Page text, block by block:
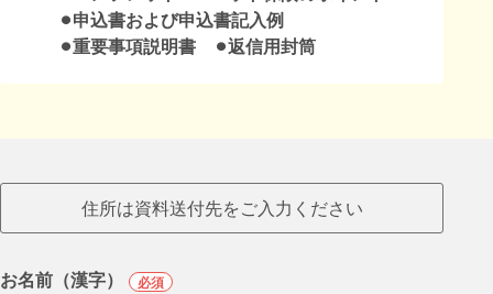
⚫︎申込書および申込書記入例
⚫︎重要事項説明書 ⚫︎返信用封筒
住所は資料送付先をご入力ください
お名前（漢字） 必須